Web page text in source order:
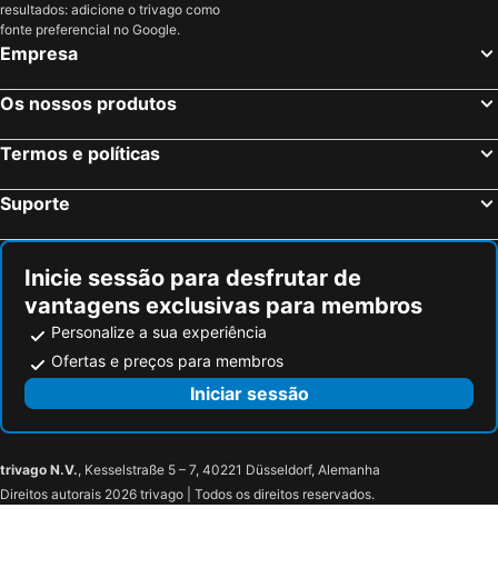
resultados: adicione o trivago como
fonte preferencial no Google.
Empresa
Os nossos produtos
Termos e políticas
Suporte
Inicie sessão para desfrutar de
vantagens exclusivas para membros
Personalize a sua experiência
Ofertas e preços para membros
Iniciar sessão
trivago N.V., Kesselstraße 5 – 7, 40221 Düsseldorf, Alemanha
Direitos autorais 2026 trivago | Todos os direitos reservados.